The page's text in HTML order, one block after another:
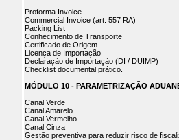
Proforma Invoice
Commercial Invoice (art. 557 RA)
Packing List
Conhecimento de Transporte
Certificado de Origem
Licença de Importação
Declaração de Importação (DI / DUIMP)
Checklist documental prático.
MÓDULO 10 - PARAMETRIZAÇÃO
Canal Verde
Canal Amarelo
Canal Vermelho
Canal Cinza
Gestão preventiva para reduzir risco de